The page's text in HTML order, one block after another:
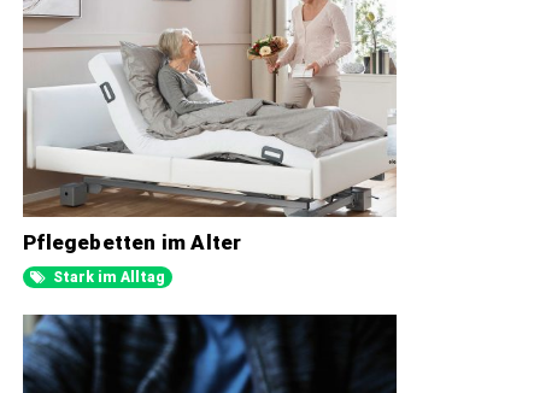
Pflegebetten im Alter
Stark im Alltag